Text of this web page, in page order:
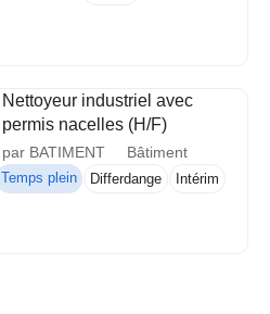
Nettoyeur industriel avec
permis nacelles (H/F)
par BATIMENT Bâtiment
Temps plein Differdange Intérim